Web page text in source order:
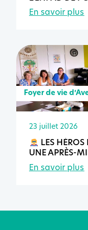
En savoir plus
Foyer de vie
23 juillet 2026
LES
UNE APRÈS-
DE VIE
En savoir plus